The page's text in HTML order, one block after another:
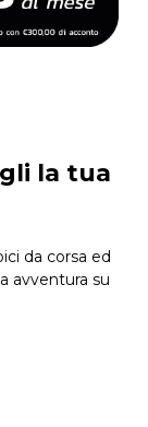
la tua
da corsa ed
avventura su